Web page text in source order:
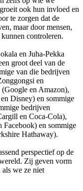
ook hun invloed en
te zorgen dat de
maar door mensen,
controleren.
en Juha-Pekka
groot deel van de
van die bedrijven
en
en Amazon),
Disney) en sommige
bedrijven
en Coca-Cola),
Facebook) en sommige
Hathaway).
perspectief op de
Zij geven vorm
we ze niet